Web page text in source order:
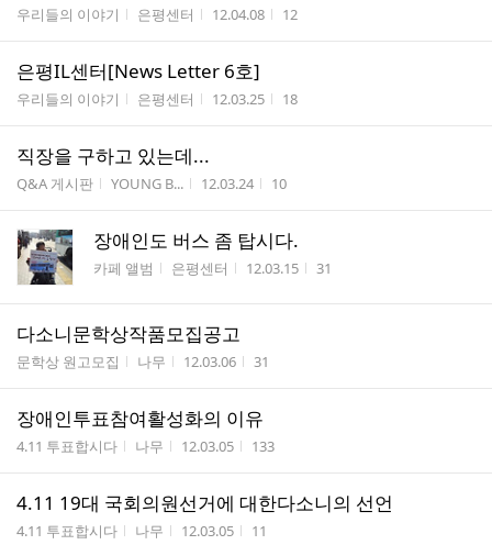
게시판명
우리들의 이야기 작성자
은평센터 작성시간
12.04.08 조회수
12
은평IL센터[News Letter 6호]
게시판명
우리들의 이야기 작성자
은평센터 작성시간
12.03.25 조회수
18
직장을 구하고 있는데...
게시판명
Q&A 게시판 작성자
YOUNG B... 작성시간
12.03.24 조회수
10
장애인도 버스 좀 탑시다.
게시판명
카페 앨범 작성자
은평센터 작성시간
12.03.15 조회수
31
다소니문학상작품모집공고
게시판명
문학상 원고모집 작성자
나무 작성시간
12.03.06 조회수
31
장애인투표참여활성화의 이유
게시판명
4.11 투표합시다 작성자
나무 작성시간
12.03.05 조회수
133
4.11 19대 국회의원선거에 대한다소니의 선언
게시판명
4.11 투표합시다 작성자
나무 작성시간
12.03.05 조회수
11